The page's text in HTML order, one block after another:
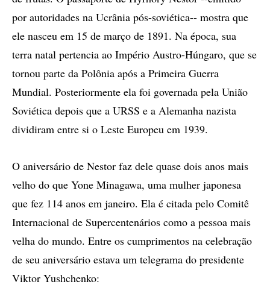
por autoridades na Ucrânia pós-soviética-- mostra que
ele nasceu em 15 de março de 1891. Na época, sua
terra natal pertencia ao Império Austro-Húngaro, que se
tornou parte da Polônia após a Primeira Guerra
Mundial. Posteriormente ela foi governada pela União
Soviética depois que a URSS e a Alemanha nazista
dividiram entre si o Leste Europeu em 1939.
O aniversário de Nestor faz dele quase dois anos mais
velho do que Yone Minagawa, uma mulher japonesa
que fez 114 anos em janeiro. Ela é citada pelo Comitê
Internacional de Supercentenários como a pessoa mais
velha do mundo. Entre os cumprimentos na celebração
de seu aniversário estava um telegrama do presidente
Viktor Yushchenko: